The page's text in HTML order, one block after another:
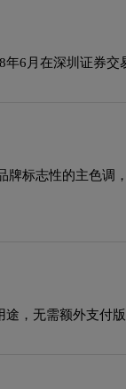
6月在深圳证券交
标志性的主色
，无需额外支付版